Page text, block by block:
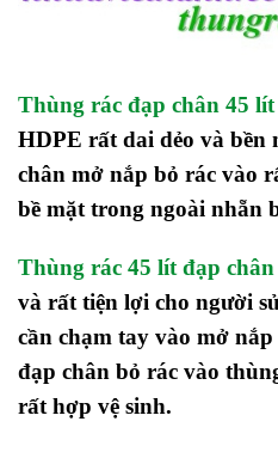
Thùng rác đạp chân 45 lít
HDPE rất dai dẻo và bền
chân mở nắp bỏ rác vào
bề mặt trong ngoài nhẵn
Thùng rác 45 lít đạp chân
và rất tiện lợi cho người
cần chạm tay vào mở
đạp chân bỏ rác vào
rất hợp vệ sinh.